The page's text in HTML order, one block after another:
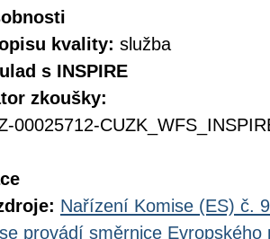
kvality: služba
s INSPIRE
zkoušky:
00025712-
Nařízení Komise (ES) č.
provádí směrnice